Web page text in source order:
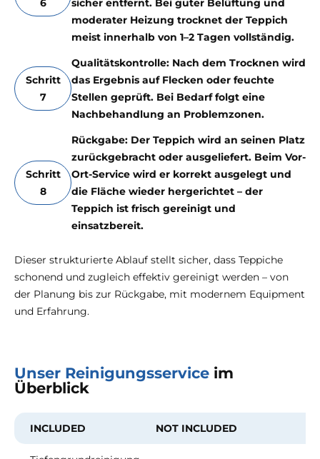
6
sicher entfernt. Bei guter Belüftung und
moderater Heizung trocknet der Teppich
meist innerhalb von 1–2 Tagen vollständig.
Schritt
7
Qualitätskontrolle: Nach dem Trocknen wird
das Ergebnis auf Flecken oder feuchte
Stellen geprüft. Bei Bedarf folgt eine
Nachbehandlung an Problemzonen.
Schritt
8
Rückgabe: Der Teppich wird an seinen Platz
zurückgebracht oder ausgeliefert. Beim Vor-
Ort-Service wird er korrekt ausgelegt und
die Fläche wieder hergerichtet – der
Teppich ist frisch gereinigt und
einsatzbereit.
Dieser strukturierte Ablauf stellt sicher, dass Teppiche
schonend und zugleich effektiv gereinigt werden – von
der Planung bis zur Rückgabe, mit modernem Equipment
und Erfahrung.
Unser Reinigungsservice im
Überblick
INCLUDED NOT INCLUDED